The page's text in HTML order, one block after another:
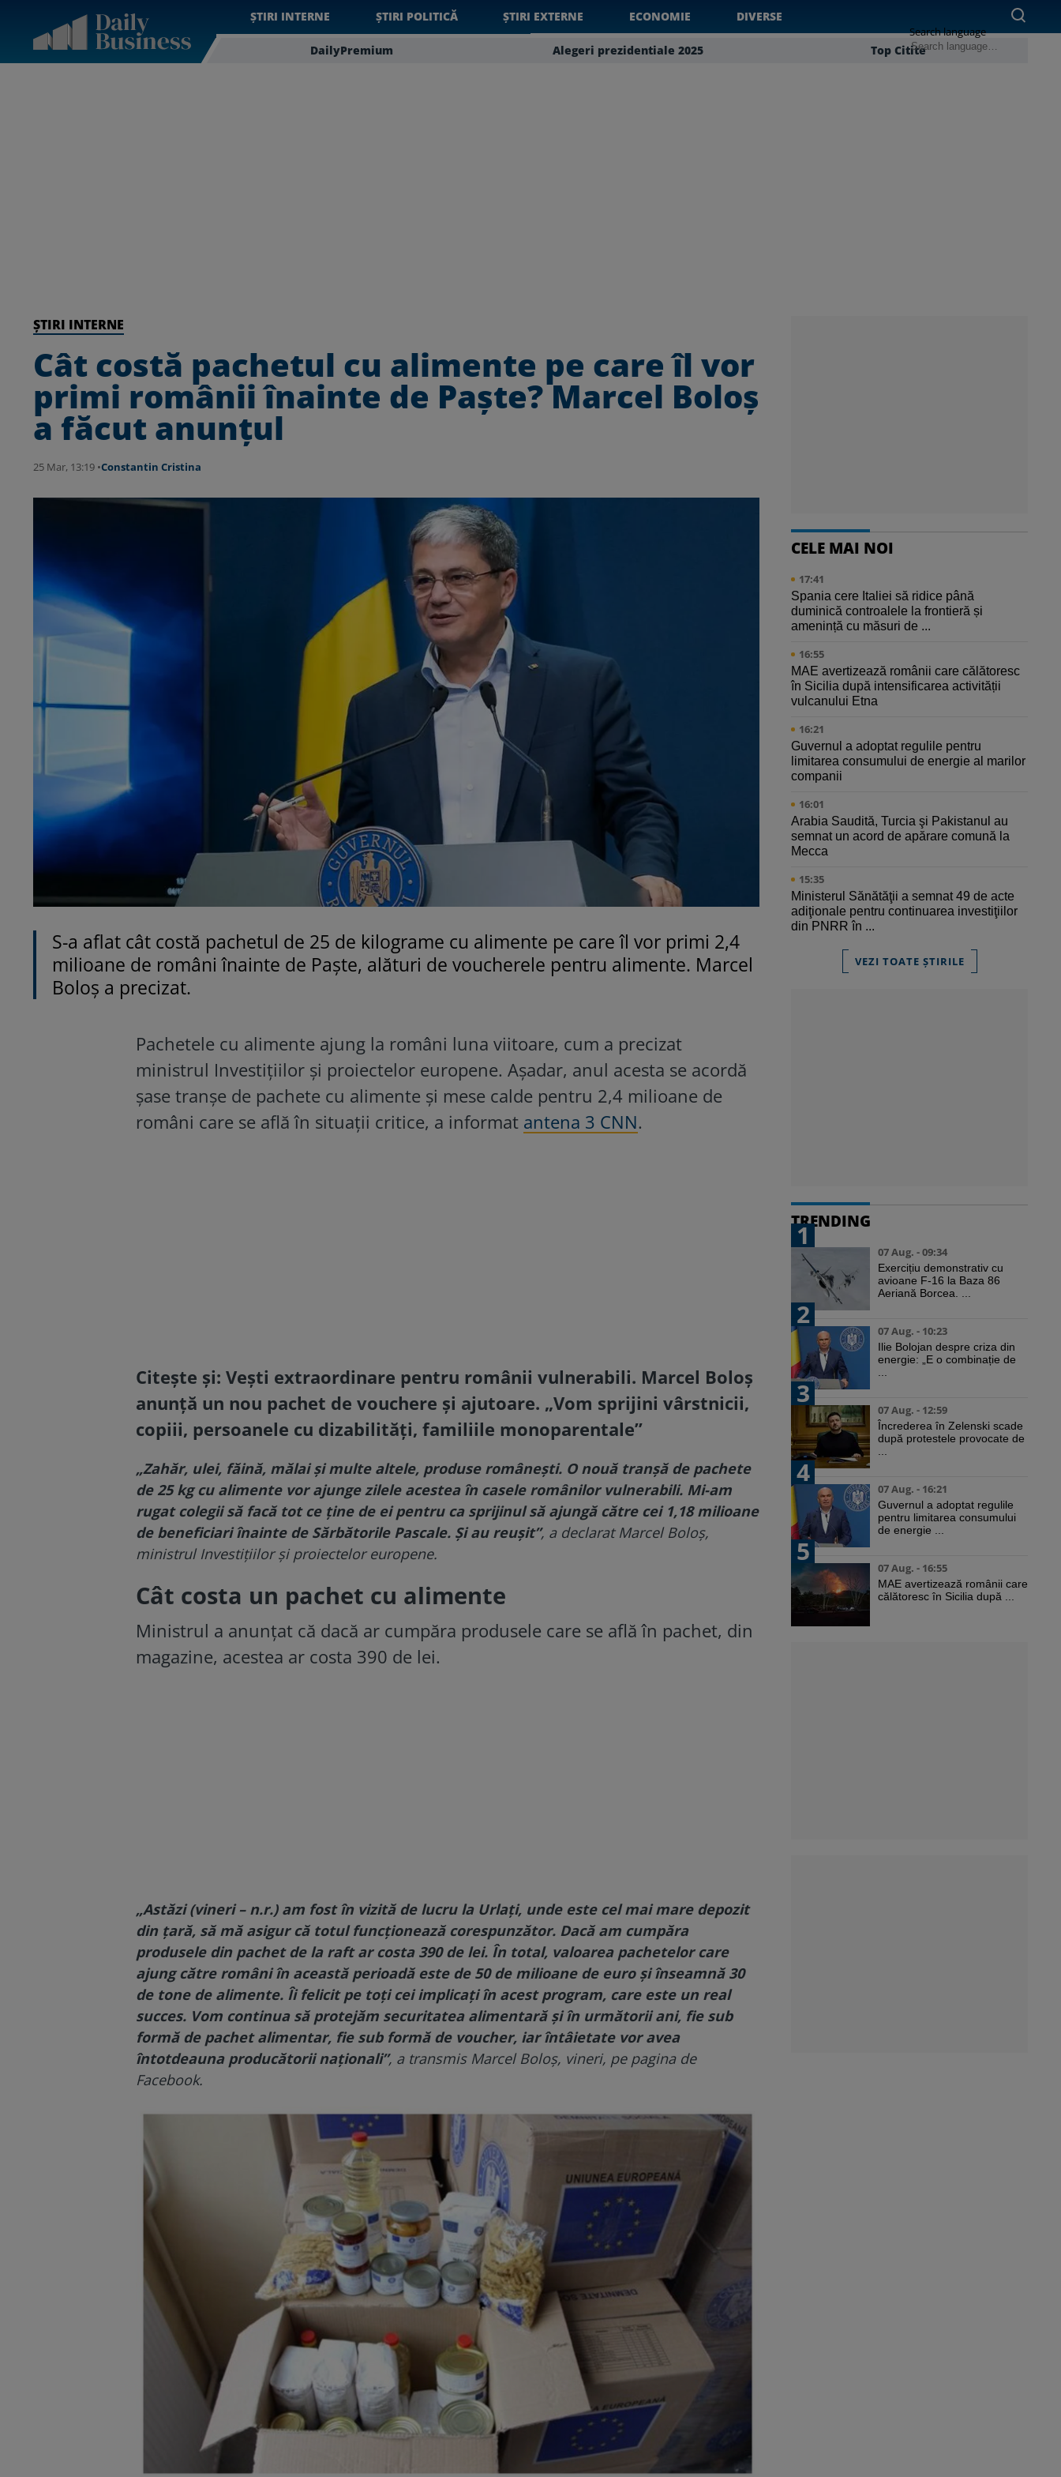
ȘTIRI INTERNE ȘTIRI POLITICĂ ȘTIRI EXTERNE ECONOMIE DIVERSE
DailyPremium Alegeri prezidentiale 2025 Top Citite
Search language
ȘTIRI INTERNE
Cât costă pachetul cu alimente pe care îl vor
primi românii înainte de Paște? Marcel Boloș
a făcut anunțul
25 Mar, 13:19 •Constantin Cristina
S-a aflat cât costă pachetul de 25 de kilograme cu alimente pe care îl vor primi 2,4
milioane de români înainte de Paște, alături de voucherele pentru alimente. Marcel
Boloș a precizat.
Pachetele cu alimente ajung la români luna viitoare, cum a precizat
ministrul Investițiilor și proiectelor europene. Așadar, anul acesta se acordă
șase tranșe de pachete cu alimente și mese calde pentru 2,4 milioane de
români care se află în situații critice, a informat antena 3 CNN.
Citește și: Vești extraordinare pentru românii vulnerabili. Marcel Boloș
anunță un nou pachet de vouchere și ajutoare. „Vom sprijini vârstnicii,
copiii, persoanele cu dizabilități, familiile monoparentale”
„Zahăr, ulei, făină, mălai și multe altele, produse românești. O nouă tranșă de pachete
de 25 kg cu alimente vor ajunge zilele acestea în casele românilor vulnerabili. Mi-am
rugat colegii să facă tot ce ține de ei pentru ca sprijinul să ajungă către cei 1,18 milioane
de beneficiari înainte de Sărbătorile Pascale. Și au reușit”, a declarat Marcel Boloș,
ministrul Investițiilor și proiectelor europene.
Cât costa un pachet cu alimente
Ministrul a anunțat că dacă ar cumpăra produsele care se află în pachet, din
magazine, acestea ar costa 390 de lei.
„Astăzi (vineri – n.r.) am fost în vizită de lucru la Urlați, unde este cel mai mare depozit
din țară, să mă asigur că totul funcționează corespunzător. Dacă am cumpăra
produsele din pachet de la raft ar costa 390 de lei. În total, valoarea pachetelor care
ajung către români în această perioadă este de 50 de milioane de euro şi înseamnă 30
de tone de alimente. Îi felicit pe toți cei implicați în acest program, care este un real
succes. Vom continua să protejăm securitatea alimentară și în următorii ani, fie sub
formă de pachet alimentar, fie sub formă de voucher, iar întâietate vor avea
întotdeauna producătorii naționali”, a transmis Marcel Boloş, vineri, pe pagina de
Facebook.
CELE MAI NOI
17:41
Spania cere Italiei să ridice până
duminică controalele la frontieră și
amenință cu măsuri de ...
16:55
MAE avertizează românii care călătoresc
în Sicilia după intensificarea activității
vulcanului Etna
16:21
Guvernul a adoptat regulile pentru
limitarea consumului de energie al marilor
companii
16:01
Arabia Saudită, Turcia şi Pakistanul au
semnat un acord de apărare comună la
Mecca
15:35
Ministerul Sănătăţii a semnat 49 de acte
adiţionale pentru continuarea investiţiilor
din PNRR în ...
VEZI TOATE ȘTIRILE
TRENDING
1
07 Aug. - 09:34
Exercițiu demonstrativ cu
avioane F-16 la Baza 86
Aeriană Borcea. ...
2
07 Aug. - 10:23
Ilie Bolojan despre criza din
energie: „E o combinație de
3
07 Aug. - 12:59
Încrederea în Zelenski scade
după protestele provocate de
4
07 Aug. - 16:21
Guvernul a adoptat regulile
pentru limitarea consumului
de energie ...
5
07 Aug. - 16:55
MAE avertizează românii care
călătoresc în Sicilia după ...